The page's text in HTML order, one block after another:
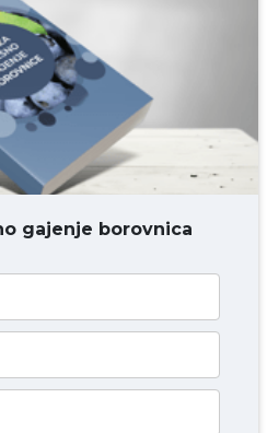
KOMENTAR
gajenje borovnica